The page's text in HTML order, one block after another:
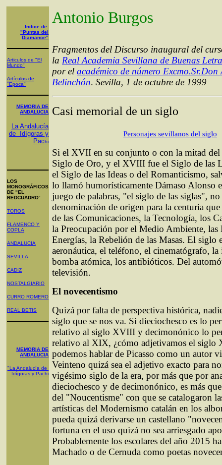
Indice de
"Puntas del
Diamance"
Articulos de "El
Mundo"
Artículos de
"Epoca"
MEMORIA DE
ANDALUCIA
La Andalucía
de Idígoras y
Pachi
LOS
MONOGRÁFICOS
DE "EL
REDCUADRO"
TOROS
FLAMENCO Y
COPLA
ANDALUCIA
SEVILLA
CADIZ
NOSTALGIARIO
CURRO ROMERO
REAL BETIS
MEMORIA DE
ANDALUCIA
"La Andalucía de
Idígoras y Pachi
Antonio Burgos
Fragmentos del Discurso inaugural del
la Real Academia Sevillana de Buenas
por el académico de número
Belinchón. Sevilla, 1 de octubre de 1999
Casi memorial de un siglo
Personajes sevillanos del siglo
Si el XVII en su conjunto o con la mitad del
Siglo de Oro, y el XVIII fue el Siglo de las
el Siglo de las Ideas o del Romanticismo,
lo llamó humorísticamente Dámaso Alonso
juego de palabras, "el siglo de las siglas",
denominación de origen para la centuria que
de las Comunicaciones, la Tecnología, los
la Preocupación por el Medio Ambiente, las
Energías, la Rebelión de las Masas. El siglo
aeronáutica, el teléfono, el cinematógrafo,
bomba atómica, los antibióticos. Del
televisión.
El novecentismo
Quizá por falta de perspectiva histórica,
siglo que se nos va. Si dieciochesco es lo
relativo al siglo XVIII y decimonónico lo
relativo al XIX, ¿cómo adjetivamos el siglo
podemos hablar de Picasso como un autor
Veinteno quizá sea el adjetivo exacto para
vigésimo siglo de la era, por más que por
dieciochesco y de decimonónico, es más
del "Noucentisme" con que se catalogaron
artísticas del Modernismo catalán en los
pueda quizá derivarse un castellano
fortuna en el uso quizá no sea arriesgado
Probablemente los escolares del año 2015
Machado o de Cernuda como poetas